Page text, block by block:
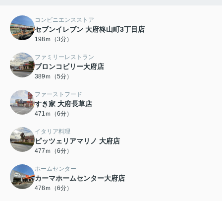
コンビニエンスストア
セブンイレブン 大府柊山町3丁目店
198ｍ（3分）
ファミリーレストラン
ブロンコビリー大府店
389ｍ（5分）
ファーストフード
すき家 大府長草店
471ｍ（6分）
イタリア料理
ピッツェリアマリノ 大府店
477ｍ（6分）
ホームセンター
カーマホームセンター大府店
478ｍ（6分）